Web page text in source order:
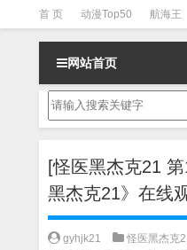
首 页 动漫Top50 航海王
斗罗3 火影 一拳超人
网站首页
[怪医黑杰克21
黑杰克21》在线
gyhjk21
怪医黑杰克